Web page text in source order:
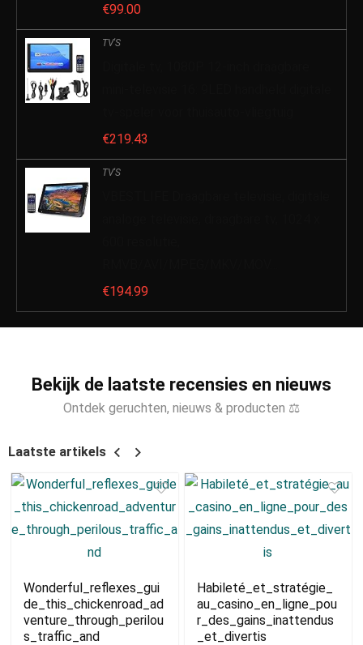
€99.00
TV'S
€219.43
TV'S
€194.99
Bekijk de laatste recensies en nieuws
Ontdek geruchten, nieuws & producten ⚖
Laatste artikels
Wonderful_reflexes_gui
de_this_chickenroad_ad
venture_through_perilou
s_traffic_and
Habileté_et_stratégie_
au_casino_en_ligne_pou
r_des_gains_inattendus
_et_divertis